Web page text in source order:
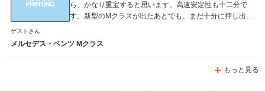
ら、かなり重宝すると思います。高速安定性も十二分で
す。新型のMクラスが出たあとでも、まだ十分に押し出し
ゲストさん
メルセデス・ベンツ Mクラス
もっと見る